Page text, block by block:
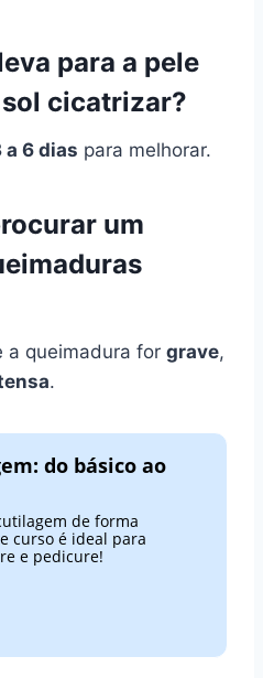
para a pele
cicatrizar?
a 6 dias para melhorar.
um
a queimadura for grave,
.
do básico ao
de forma
curso é ideal para
e pedicure!